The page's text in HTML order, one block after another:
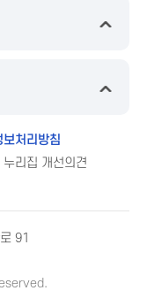
보처리방침
누리집 개선의견
91